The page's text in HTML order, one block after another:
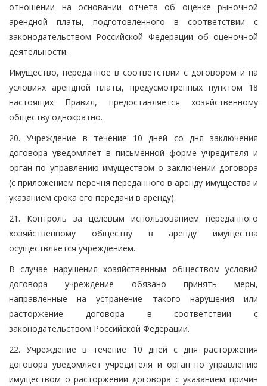
отношении на основании отчета об оценке рыночной
арендной платы, подготовленного в соответствии с
законодательством Российской Федерации об оценочной
деятельности.
Имущество, переданное в соответствии с договором и на
условиях арендной платы, предусмотренных пунктом 18
настоящих Правил, предоставляется хозяйственному
обществу однократно.
20. Учреждение в течение 10 дней со дня заключения
договора уведомляет в письменной форме учредителя и
орган по управлению имуществом о заключении договора
(с приложением перечня переданного в аренду имущества и
указанием срока его передачи в аренду).
21. Контроль за целевым использованием переданного
хозяйственному обществу в аренду имущества
осуществляется учреждением.
В случае нарушения хозяйственным обществом условий
договора учреждение обязано принять меры,
направленные на устранение такого нарушения или
расторжение договора в соответствии с
законодательством Российской Федерации.
22. Учреждение в течение 10 дней с дня расторжения
договора уведомляет учредителя и орган по управлению
имуществом о расторжении договора с указанием причин